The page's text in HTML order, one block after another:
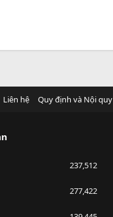
Liên hệ Quy định và Nội quy
237,512
277,422